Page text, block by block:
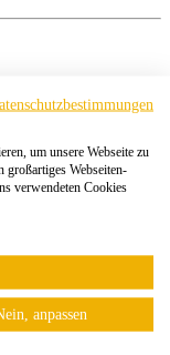
um unsere Webseite zu
großartiges Webseiten-
verwendeten Cookies
anpassen